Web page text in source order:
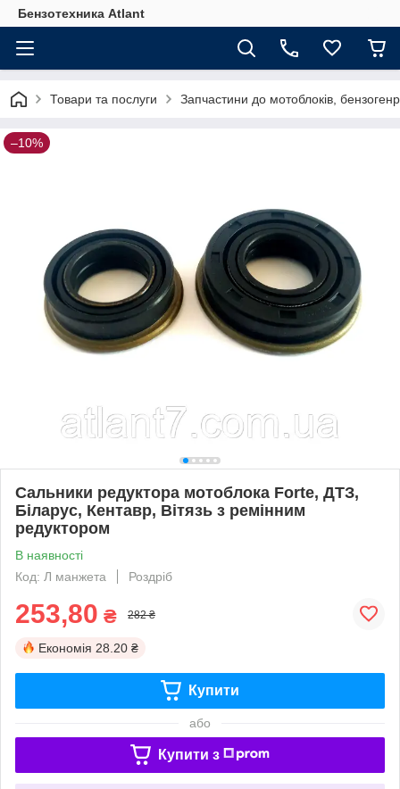
Бензотехника Atlant
Товари та послуги Запчастини до мотоблоків,
–10%
Сальники редуктора мотоблока Forte, ДТЗ,
Біларус, Кентавр, Вітязь з ремінним
редуктором
В наявності
Код: Л манжета
Роздріб
253,80 ₴ 282 ₴
Економія 28.20 ₴
Купити
або
Купити з